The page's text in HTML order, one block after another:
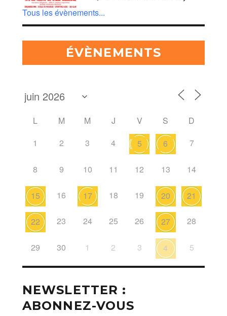
Tous les évènements...
ÉVÈNEMENTS
L M M J V S
D
1
2 3 4 5 6 7
8 9 10 11 12 13 14
15 16 17 18 19 20 21
22 23 24 25 26 27 28
29 30 1 2 3 4 5
NEWSLETTER :
ABONNEZ-VOUS